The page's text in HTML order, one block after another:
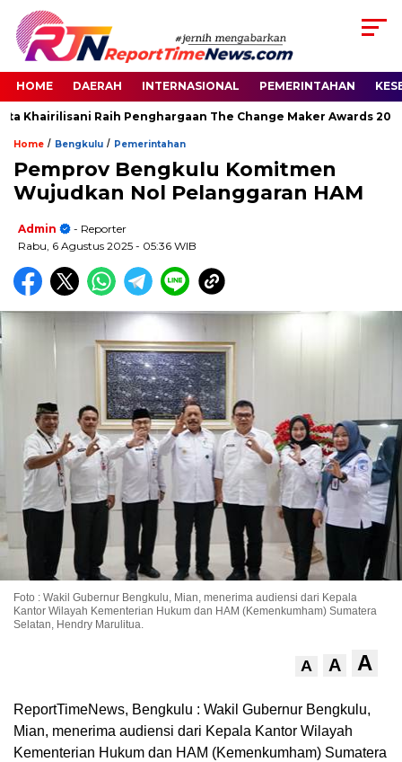
HOME DAERAH INTERNASIONAL PEMERINTAHAN
Raih Penghargaan The Change Maker Awards 2026
Home / Bengkulu / Pemerintahan
Pemprov Bengkulu Komitmen
Wujudkan Nol Pelanggaran HAM
Admin
- Reporter
Rabu, 6 Agustus 2025 - 05:36 WIB
Foto : Wakil Gubernur Bengkulu, Mian, menerima audiensi dari Kepala
Kantor Wilayah Kementerian Hukum dan HAM (Kemenkumham) Sumatera
Selatan, Hendry Marulitua.
A A A
ReportTimeNews, Bengkulu : Wakil Gubernur Bengkulu,
Mian, menerima audiensi dari Kepala Kantor Wilayah
Kementerian Hukum dan HAM (Kemenkumham) Sumatera